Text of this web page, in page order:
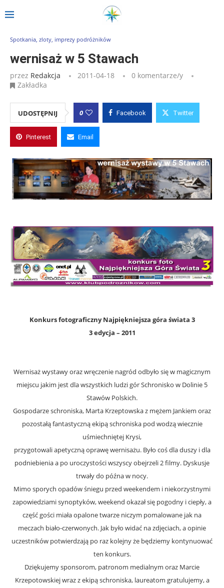
Strona główna wernisaż w 5 Stawach
Spotkania, zloty, imprezy podróżników
wernisaż w 5 Stawach
przez Redakcja 2011-04-18
0 komentarze/y
Zakładka
UDOSTĘPNIJ 0 Facebook Twitter
Pinterest Email
Konkurs fotograficzny Najpiękniejsza góra świata 3
3 edycja – 2011
Wernisaż wystawy oraz wręczenie nagród odbyło się w magicznym
miejscu jakim jest dla wszystkich ludzi gór Schronisko w Dolinie 5
Stawów Polskich.
Gospodarze schroniska, Marta Krzeptowska z mężem Jankiem oraz
pozostałą fantastyczną ekipą schroniska pod wodzą wiecznie
uśmiechniętej Krysi,
przygotowali apetyczną oprawę wernisażu. Było coś dla duszy i dla
podniebienia a po uroczystości wszyscy obejrzeli 2 filmy. Dyskusje
trwały do późna w nocy.
Mimo sporych opadów śniegu przed weekendem i niekorzystnymi
zapowiedziami synoptyków, weekend okazał się pogodny i ciepły, a
część gości miała opalone twarze niczym pomalowane jak na
meczach biało-czerwonych. Jak było widać na zdjęciach, a opinie
uczestników potwierdzają po raz kolejny że będziemy kontynuować
ten konkurs.
Dziękujemy sponsorom, patronom medialnym oraz Marcie
Krzepotowskiej wraz z ekipą schroniska, laureatom gratulujemy, a